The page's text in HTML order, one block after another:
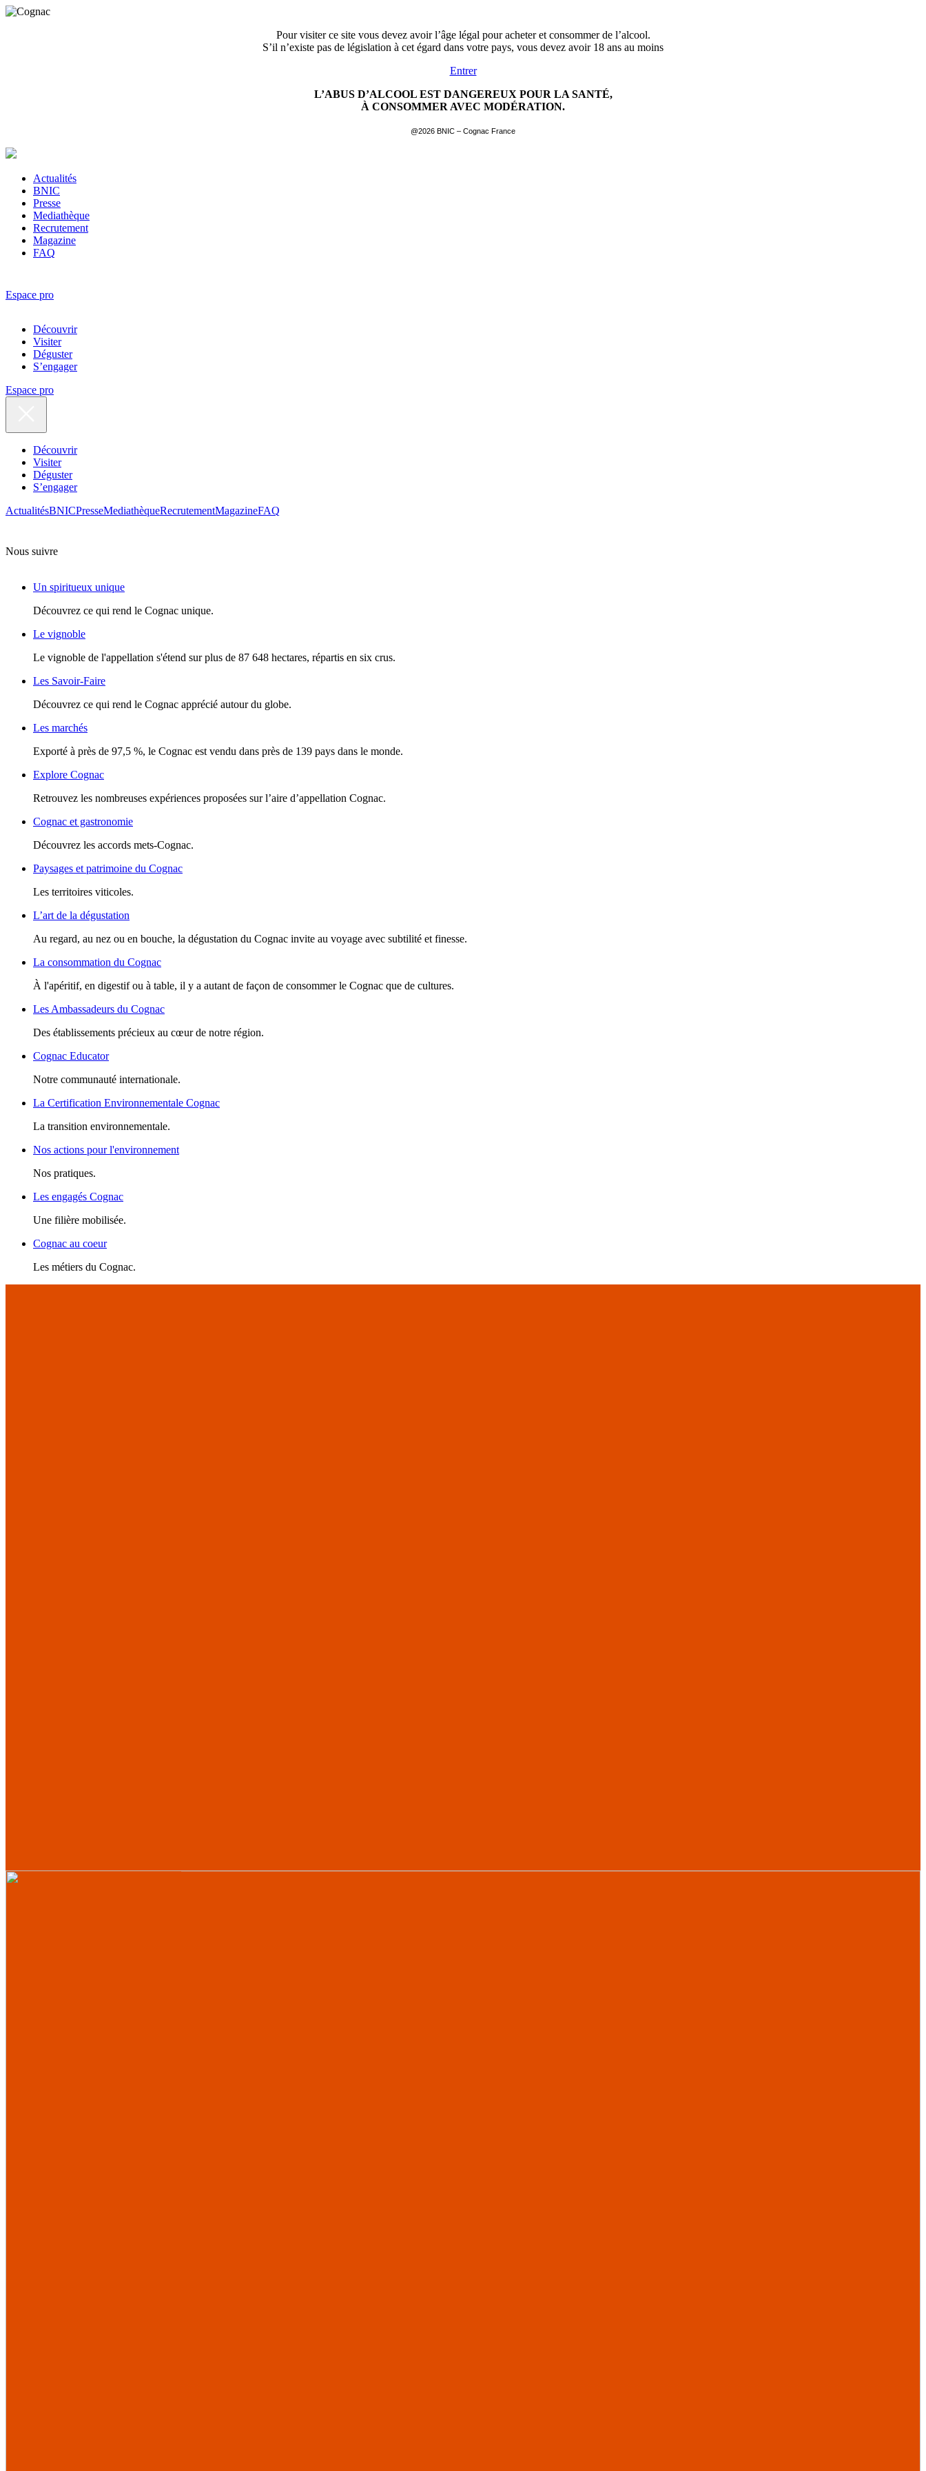
Pour visiter ce site vous devez avoir l’âge légal pour acheter et consommer de l’alcool.
S’il n’existe pas de législation à cet égard dans votre pays, vous devez avoir 18 ans au moins
Entrer
L’ABUS D’ALCOOL EST DANGEREUX POUR LA SANTÉ,
À CONSOMMER AVEC MODÉRATION.
@2026 BNIC – Cognac France
Actualités
BNIC
Presse
Mediathèque
Recrutement
Magazine
FAQ
Espace pro
Découvrir
Visiter
Déguster
S’engager
Espace pro
Découvrir
Visiter
Déguster
S’engager
ActualitésBNICPresseMediathèqueRecrutementMagazineFAQ
Nous suivre
Un spiritueux unique
Découvrez ce qui rend le Cognac unique.
Le vignoble
Le vignoble de l'appellation s'étend sur plus de 87 648 hectares, répartis en six crus.
Les Savoir-Faire
Découvrez ce qui rend le Cognac apprécié autour du globe.
Les marchés
Exporté à près de 97,5 %, le Cognac est vendu dans près de 139 pays dans le monde.
Explore Cognac
Retrouvez les nombreuses expériences proposées sur l’aire d’appellation Cognac.
Cognac et gastronomie
Découvrez les accords mets-Cognac.
Paysages et patrimoine du Cognac
Les territoires viticoles.
L’art de la dégustation
Au regard, au nez ou en bouche, la dégustation du Cognac invite au voyage avec subtilité et finesse.
La consommation du Cognac
À l'apéritif, en digestif ou à table, il y a autant de façon de consommer le Cognac que de cultures.
Les Ambassadeurs du Cognac
Des établissements précieux au cœur de notre région.
Cognac Educator
Notre communauté internationale.
La Certification Environnementale Cognac
La transition environnementale.
Nos actions pour l'environnement
Nos pratiques.
Les engagés Cognac
Une filière mobilisée.
Cognac au coeur
Les métiers du Cognac.